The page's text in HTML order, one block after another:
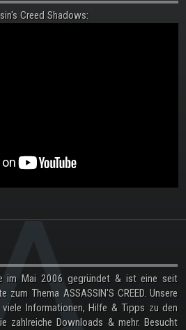
Creed Shadows:
im Mai 2006 gegründet & ist eine seit
zum Thema ASSASSIN'S CREED. Unsere
Informationen, Hilfe & Tipps zu den
zahlreiche Downloads & mehr. Besucht